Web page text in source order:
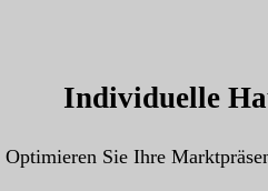
Individuelle
Optimieren Sie Ihre